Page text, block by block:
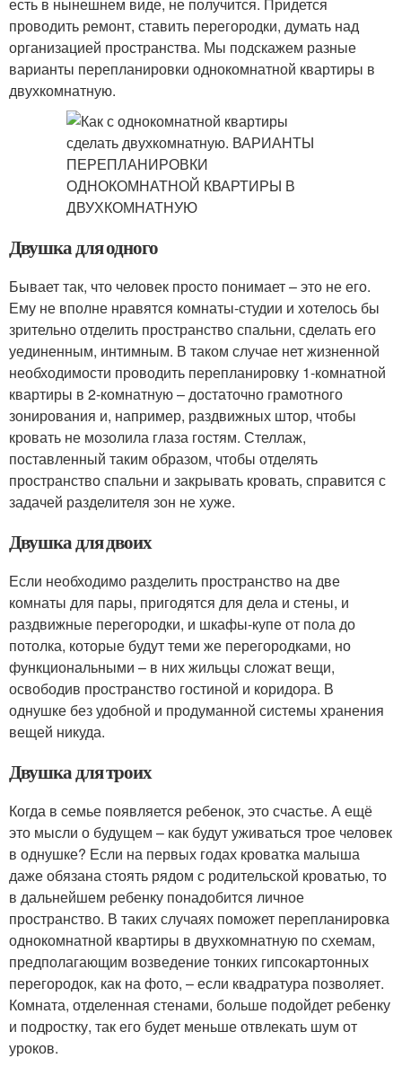
проводить ремонт, ставить перегородки, думать над
организацией пространства. Мы подскажем разные
варианты перепланировки однокомнатной квартиры в
двухкомнатную.
Двушка для одного
Бывает так, что человек просто понимает – это не его.
Ему не вполне нравятся комнаты-студии и хотелось бы
зрительно отделить пространство спальни, сделать его
уединенным, интимным. В таком случае нет жизненной
необходимости проводить перепланировку 1-комнатной
квартиры в 2-комнатную – достаточно грамотного
зонирования и, например, раздвижных штор, чтобы
кровать не мозолила глаза гостям. Стеллаж,
поставленный таким образом, чтобы отделять
пространство спальни и закрывать кровать, справится с
задачей разделителя зон не хуже.
Двушка для двоих
Если необходимо разделить пространство на две
комнаты для пары, пригодятся для дела и стены, и
раздвижные перегородки, и шкафы-купе от пола до
потолка, которые будут теми же перегородками, но
функциональными – в них жильцы сложат вещи,
освободив пространство гостиной и коридора. В
однушке без удобной и продуманной системы хранения
вещей никуда.
Двушка для троих
Когда в семье появляется ребенок, это счастье. А ещё
это мысли о будущем – как будут уживаться трое человек
в однушке? Если на первых годах кроватка малыша
даже обязана стоять рядом с родительской кроватью, то
в дальнейшем ребенку понадобится личное
пространство. В таких случаях поможет перепланировка
однокомнатной квартиры в двухкомнатную по схемам,
предполагающим возведение тонких гипсокартонных
перегородок, как на фото, – если квадратура позволяет.
Комната, отделенная стенами, больше подойдет ребенку
и подростку, так его будет меньше отвлекать шум от
уроков.